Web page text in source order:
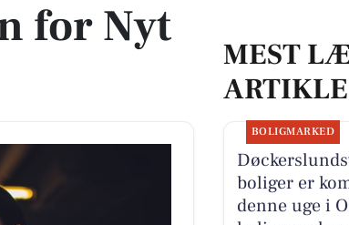
for Nyt
MEST
BOLIGMARKED
boliger er
denne uge i